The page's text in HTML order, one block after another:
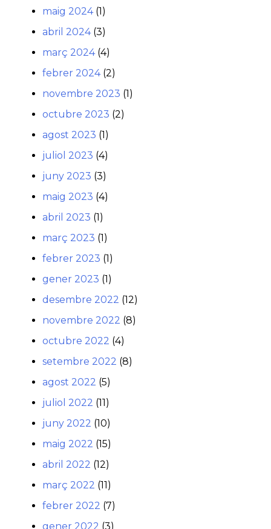
maig 2024(1)
abril 2024(3)
març 2024(4)
febrer 2024(2)
novembre 2023 (1)
octubre 2023 (2)
agost 2023 (1)
juliol 2023 (4)
juny 2023 (3)
maig 2023 (4)
abril 2023 (1)
març 2023 (1)
febrer 2023 (1)
gener 2023 (1)
desembre 2022 (12)
novembre 2022 (8)
octubre 2022 (4)
setembre 2022 (8)
agost 2022 (5)
juliol 2022 (11)
juny 2022 (10)
maig 2022 (15)
abril 2022 (12)
març 2022 (11)
febrer 2022 (7)
gener 2022 (3)